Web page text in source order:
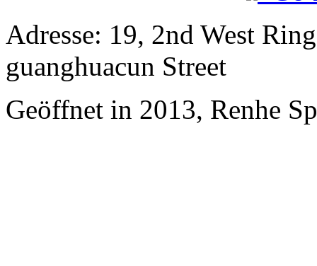
Adresse: 19, 2nd West
guanghuacun Street
Geöffnet in 2013, Renhe